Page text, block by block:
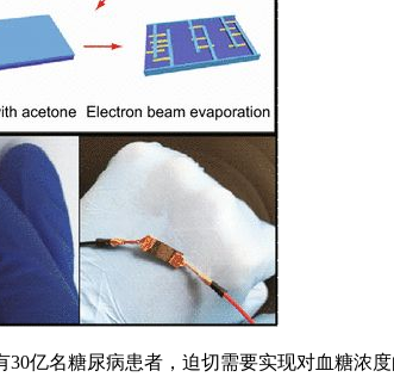
30亿名糖尿病患者，迫切需要实现对血糖